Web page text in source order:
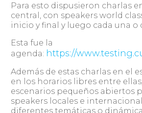
Para esto dispusieron charlas
central, con speakers world
inicio y final y luego cada una o
Esta fue la
agenda: https://
Además de estas charlas en el
en los horarios libres entre
escenarios pequeños abiertos
speakers locales e
diferentes temáticas o